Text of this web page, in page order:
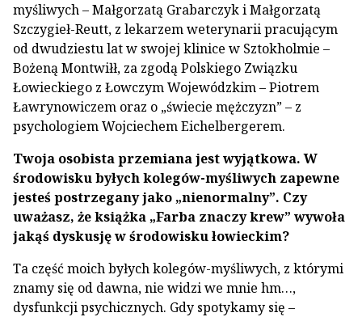
myśliwych – Małgorzatą Grabarczyk i Małgorzatą
Szczygieł-Reutt, z lekarzem weterynarii pracującym
od dwudziestu lat w swojej klinice w Sztokholmie –
Bożeną Montwiłł, za zgodą Polskiego Związku
Łowieckiego z Łowczym Wojewódzkim – Piotrem
Ławrynowiczem oraz o „świecie mężczyzn” – z
psychologiem Wojciechem Eichelbergerem.
Twoja osobista przemiana jest wyjątkowa. W
środowisku byłych kolegów-myśliwych zapewne
jesteś postrzegany jako „nienormalny”. Czy
uważasz, że książka „Farba znaczy krew” wywoła
jakąś dyskusję w środowisku łowieckim?
Ta część moich byłych kolegów-myśliwych, z którymi
znamy się od dawna, nie widzi we mnie hm…,
dysfunkcji psychicznych. Gdy spotykamy się –